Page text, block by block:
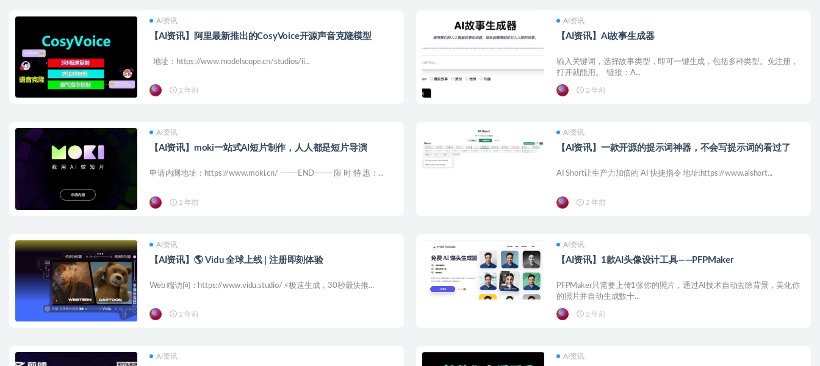
AI资讯
【AI资讯】阿里最新推出的CosyVoice开源声音克隆模型
地址：https://www.modelscope.cn/studios/ii...
2 年前
AI资讯
【AI资讯】AI故事生成器
输入关键词，选择故事类型，即可一键生成，包括多种类型。免注册，
打开就能用。 ​​​ 链接：A...
2 年前
AI资讯
【AI资讯】moki一站式AI短片制作，人人都是短片导演
申请内测地址：https://www.moki.cn/ ———END——— 限 时 特 惠：...
2 年前
AI资讯
【AI资讯】一款开源的提示词神器，不会写提示词的看过了
AI Short让生产力加倍的 AI 快捷指令 地址:https://www.aishort...
2 年前
AI资讯
【AI资讯】🌎 Vidu 全球上线 | 注册即刻体验
Web 端访问：https://www.vidu.studio/ ⚡️极速生成，30秒最快推...
2 年前
AI资讯
【AI资讯】1款AI头像设计工具——PFPMaker
PFPMaker只需要上传1张你的照片，通过AI技术自动去除背景，美化你
的照片并自动生成数十...
2 年前
AI资讯 AI资讯